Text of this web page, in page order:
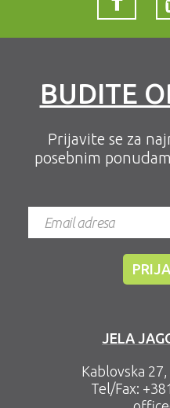
BUDITE
Prijavite se za
posebnim
JELA
Kablovska
Tel/Fax: